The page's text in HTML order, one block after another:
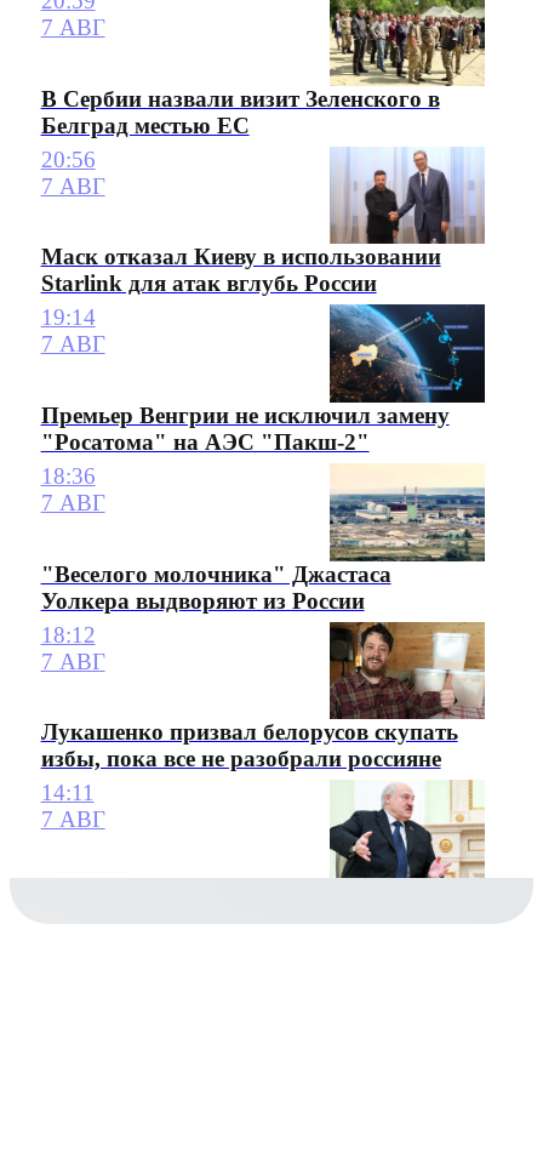
7 АВГ
В Сербии назвали визит Зеленского в
Белград местью ЕС
20:56
7 АВГ
Маск отказал Киеву в использовании
Starlink для атак вглубь России
19:14
7 АВГ
Премьер Венгрии не исключил замену
"Росатома" на АЭС "Пакш-2"
18:36
7 АВГ
"Веселого молочника" Джастаса
Уолкера выдворяют из России
18:12
7 АВГ
Лукашенко призвал белорусов скупать
избы, пока все не разобрали россияне
14:11
7 АВГ